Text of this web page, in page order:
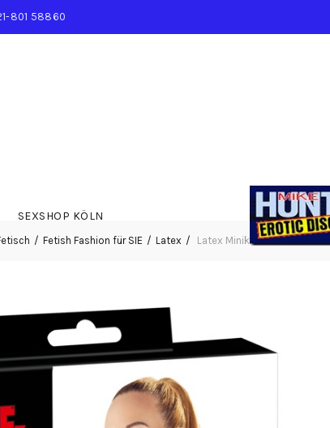
801 58860
SEXSHOP KÖLN
Fetish Fashion für SIE Latex Latex Minikleid S